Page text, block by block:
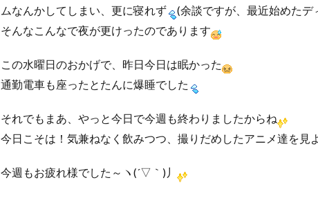
ムなんかしてしまい、更に寝れず
(余談ですが、最近始めた
そんなこんなで夜が更けったのであります
この水曜日のおかげで、昨日今日は眠かった
通勤電車も座ったとたんに爆睡でした
それでもまあ、やっと今日で今週も終わりましたからね
今日こそは！気兼ねなく飲みつつ、撮りだめしたアニメ達を見
今週もお疲れ様でした～ヽ(´▽｀)丿